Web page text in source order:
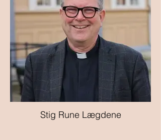
Stig Rune Lægdene